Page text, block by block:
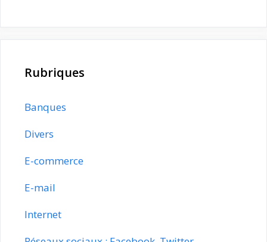
Rubriques
Banques
Divers
E-commerce
E-mail
Internet